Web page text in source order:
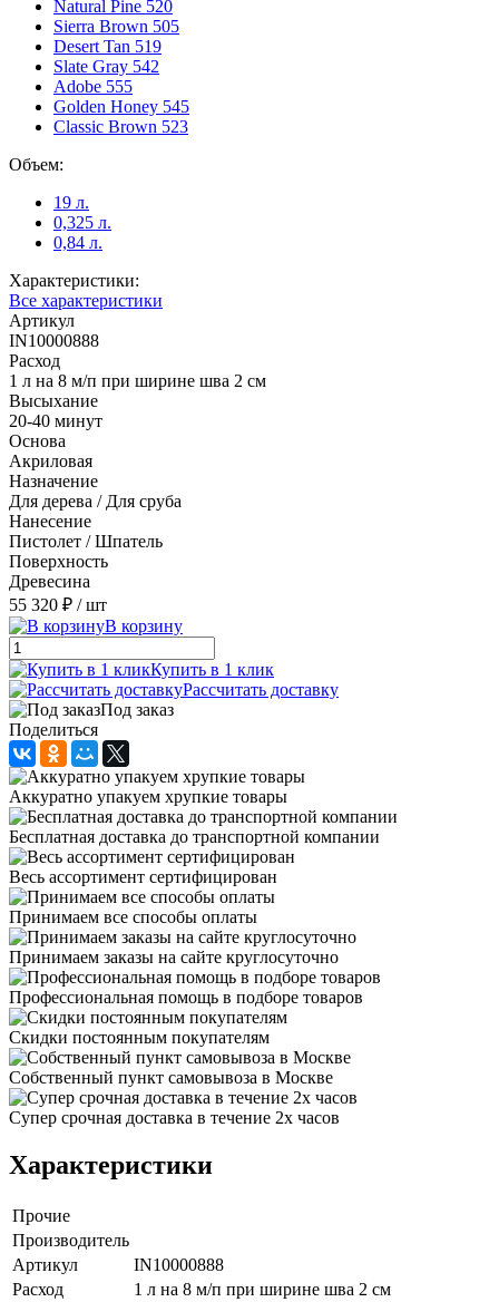
Natural Pine 520
Sierra Brown 505
Desert Tan 519
Slate Gray 542
Adobe 555
Golden Honey 545
Classic Brown 523
Объем:
19 л.
0,325 л.
0,84 л.
Характеристики:
Все характеристики
Артикул
IN10000888
Расход
1 л на 8 м/п при ширине шва 2 см
Высыхание
20-40 минут
Основа
Акриловая
Назначение
Для дерева / Для сруба
Нанесение
Пистолет / Шпатель
Поверхность
Древесина
55 320 ₽ / шт
В корзину
Купить в 1 клик
Рассчитать доставку
Под заказ
Поделиться
Аккуратно упакуем хрупкие товары
Бесплатная доставка до транспортной компании
Весь ассортимент сертифицирован
Принимаем все способы оплаты
Принимаем заказы на сайте круглосуточно
Профессиональная помощь в подборе товаров
Скидки постоянным покупателям
Собственный пункт самовывоза в Москве
Супер срочная доставка в течение 2х часов
Характеристики
Прочие
Производитель
Артикул
IN10000888
Расход
1 л на 8 м/п при ширине шва 2 см